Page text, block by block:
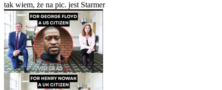
tak wiem, że na pic. jest Starmer